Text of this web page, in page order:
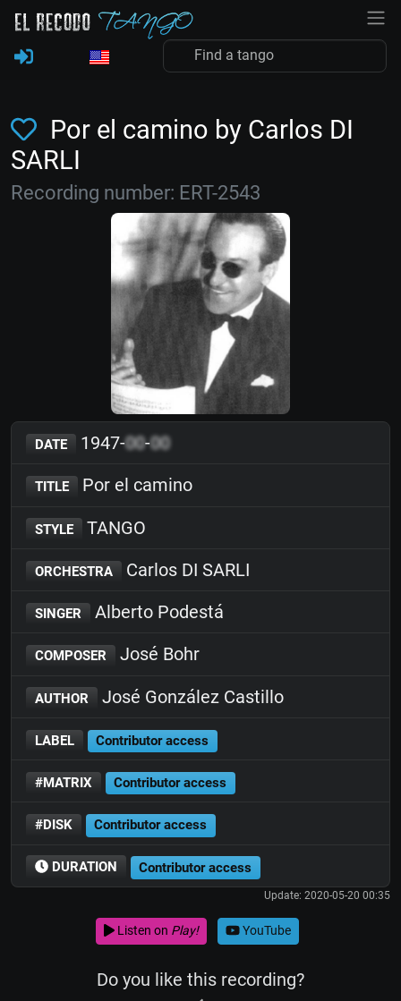
Por el camino by Carlos DI
SARLI
Recording number: ERT-2543
DATE 1947-00-00
TITLE Por el camino
STYLE TANGO
ORCHESTRA Carlos DI SARLI
SINGER Alberto Podestá
COMPOSER José Bohr
AUTHOR José González Castillo
LABEL Contributor access
#MATRIX Contributor access
#DISK Contributor access
DURATION Contributor access
Update: 2020-05-20 00:35
Listen on Play! YouTube
Do you like this recording?